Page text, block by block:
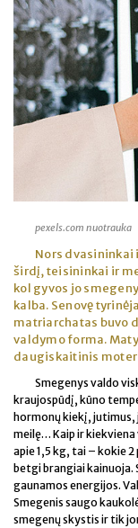
pexels.com nuotrauka
Nors
širdį, teisininkai ir
kol gyvos jo
kalba. Senovę
matriarchatas buvo
valdymo forma.
daugiskaitinis
Smegenys valdo
kraujospūdį, kūno
hormonų kiekį, jutimus,
meilę… Kaip ir
apie 1,5 kg, tai – kokie 2
betgi brangiai kainuoja.
gaunamos energijos.
Smegenis saugo
smegenų skystis ir tik